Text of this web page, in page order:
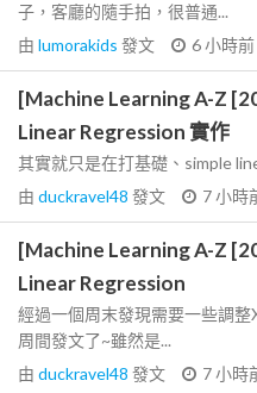
子，客廳的隨手拍，很普通...
由 lumorakids 發文 6 小時前
[Machine Learning A-Z
Linear Regression 實作
其實就只是在打基礎、simple
由 duckravel48 發文 7 小時
[Machine Learning A-Z
Linear Regression
經過一個周末發現需要一些調
周間發文了~雖然是...
由 duckravel48 發文 7 小時